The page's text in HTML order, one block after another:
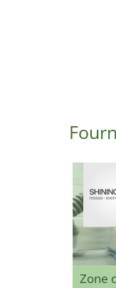
Zone